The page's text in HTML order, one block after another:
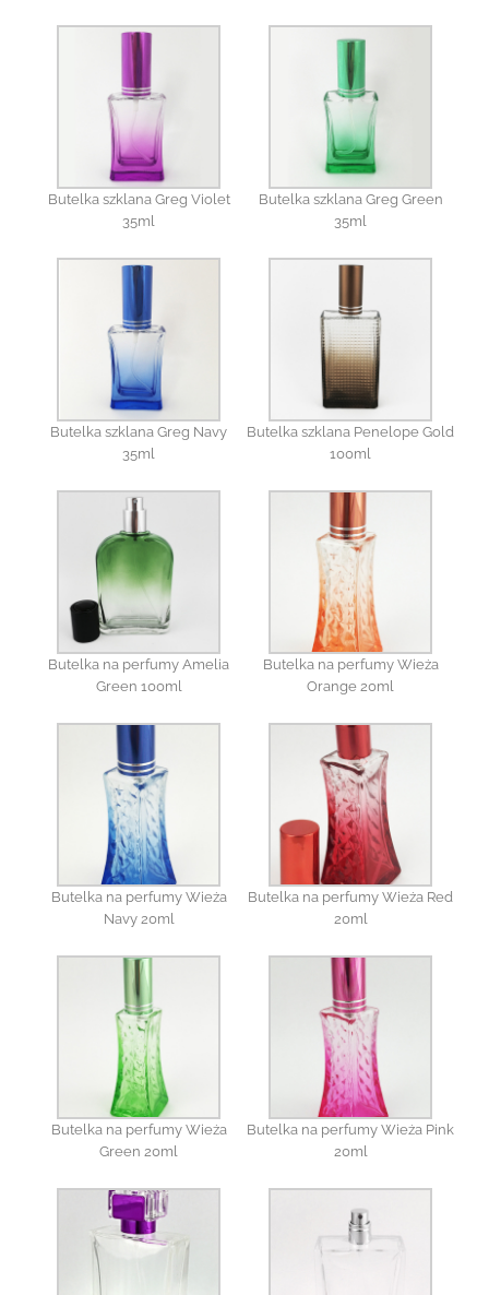
Butelka szklana Greg Violet
35ml
Butelka szklana Greg Green
35ml
Butelka szklana Greg Navy
35ml
Butelka szklana Penelope Gold
100ml
Butelka na perfumy Amelia
Green 100ml
Butelka na perfumy Wieża
Orange 20ml
Butelka na perfumy Wieża
Navy 20ml
Butelka na perfumy Wieża Red
20ml
Butelka na perfumy Wieża
Green 20ml
Butelka na perfumy Wieża Pink
20ml